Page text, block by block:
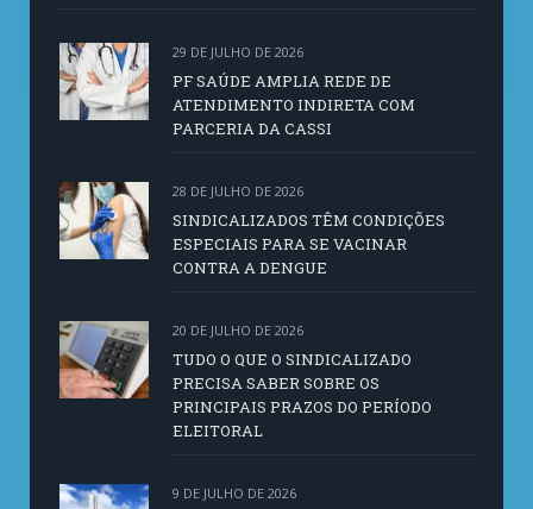
29 DE JULHO DE 2026
PF SAÚDE AMPLIA REDE DE
ATENDIMENTO INDIRETA COM
PARCERIA DA CASSI
28 DE JULHO DE 2026
SINDICALIZADOS TÊM CONDIÇÕES
ESPECIAIS PARA SE VACINAR
CONTRA A DENGUE
20 DE JULHO DE 2026
TUDO O QUE O SINDICALIZADO
PRECISA SABER SOBRE OS
PRINCIPAIS PRAZOS DO PERÍODO
ELEITORAL
9 DE JULHO DE 2026